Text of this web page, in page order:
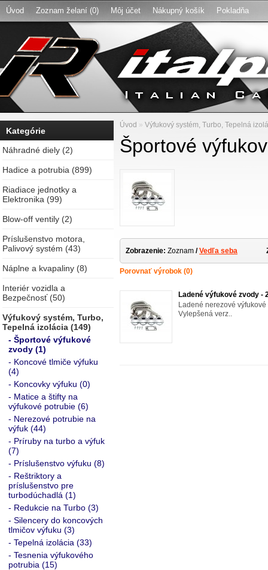
Úvod Zoznam želaní (0) Môj účet Nákupný košík Pokladňa
Kategórie
Náhradné diely (2)
Hadice a potrubia (899)
Riadiace jednotky a
Elektronika (99)
Blow-off ventily (2)
Príslušenstvo motora,
Palivový systém (43)
Náplne a kvapaliny (8)
Interiér vozidla a
Bezpečnosť (50)
Výfukový systém, Turbo,
Tepelná izolácia (149)
- Športové výfukové
zvody (1)
- Koncové tlmiče výfuku
(4)
- Koncovky výfuku (0)
- Matice a štifty na
výfukové potrubie (6)
- Nerezové potrubie na
výfuk (44)
- Príruby na turbo a výfuk
(7)
- Príslušenstvo výfuku (8)
- Reštriktory a
príslušenstvo pre
turbodúchadlá (1)
- Redukcie na Turbo (3)
- Silencery do koncových
tlmičov výfuku (3)
- Tepelná izolácia (33)
- Tesnenia výfukového
potrubia (15)
Úvod » Výfukový systém, Turbo, Tepelná
Športové
Zobrazenie: Zoznam / Vedľa seba
Porovnať výrobok (0)
Ladené výfukové zvody -
Ladené nerezové
Vylepšená verz..